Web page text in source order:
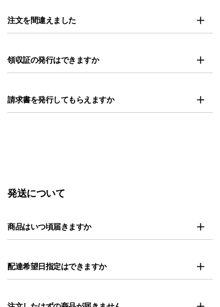
注文を間違えました
領収証の発行はできますか
請求書を発行してもらえますか
発送について
商品はいつ頃届きますか
配達希望日指定はできますか